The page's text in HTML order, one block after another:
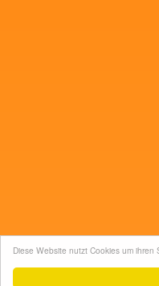
Diese Website nutzt Cookies um ihren